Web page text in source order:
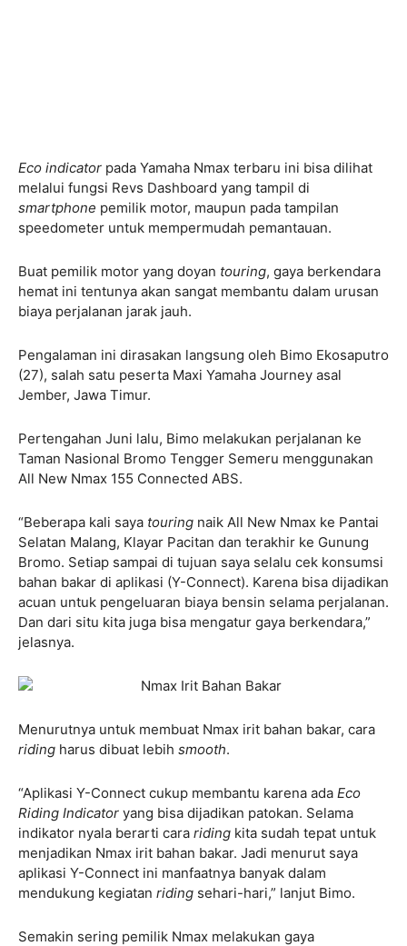
Eco indicator pada Yamaha Nmax terbaru ini bisa dilihat
melalui fungsi Revs Dashboard yang tampil di
smartphone pemilik motor, maupun pada tampilan
speedometer untuk mempermudah pemantauan.
Buat pemilik motor yang doyan touring, gaya berkendara
hemat ini tentunya akan sangat membantu dalam urusan
biaya perjalanan jarak jauh.
Pengalaman ini dirasakan langsung oleh Bimo Ekosaputro
(27), salah satu peserta Maxi Yamaha Journey asal
Jember, Jawa Timur.
Pertengahan Juni lalu, Bimo melakukan perjalanan ke
Taman Nasional Bromo Tengger Semeru menggunakan
All New Nmax 155 Connected ABS.
“Beberapa kali saya touring naik All New Nmax ke Pantai
Selatan Malang, Klayar Pacitan dan terakhir ke Gunung
Bromo. Setiap sampai di tujuan saya selalu cek konsumsi
bahan bakar di aplikasi (Y-Connect). Karena bisa dijadikan
acuan untuk pengeluaran biaya bensin selama perjalanan.
Dan dari situ kita juga bisa mengatur gaya berkendara,”
jelasnya.
Menurutnya untuk membuat Nmax irit bahan bakar, cara
riding harus dibuat lebih smooth.
“Aplikasi Y-Connect cukup membantu karena ada Eco
Riding Indicator yang bisa dijadikan patokan. Selama
indikator nyala berarti cara riding kita sudah tepat untuk
menjadikan Nmax irit bahan bakar. Jadi menurut saya
aplikasi Y-Connect ini manfaatnya banyak dalam
mendukung kegiatan riding sehari-hari,” lanjut Bimo.
Semakin sering pemilik Nmax melakukan gaya